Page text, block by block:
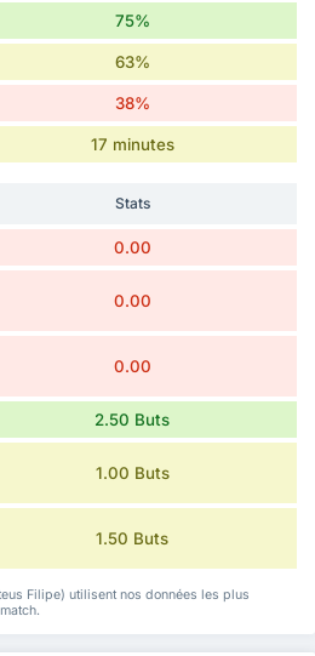
75%
63%
38%
17 minutes
Stats
0.00
0.00
0.00
2.50 Buts
1.00 Buts
1.50 Buts
Filipe) utilisent nos données les plus